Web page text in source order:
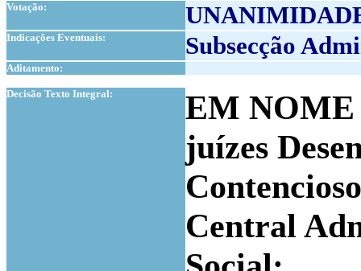
Votação:
Indicações Eventuais: Subsecção
Aditamento:
Decisão Texto Integral:
EM NOME
juízes
Central